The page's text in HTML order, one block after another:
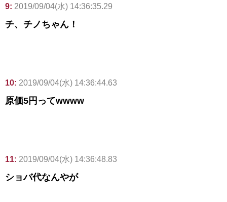
9: 2019/09/04(水) 14:36:35.29
チ、チノちゃん！
10: 2019/09/04(水) 14:36:44.63
原価5円ってwwww
11: 2019/09/04(水) 14:36:48.83
ショバ代なんやが